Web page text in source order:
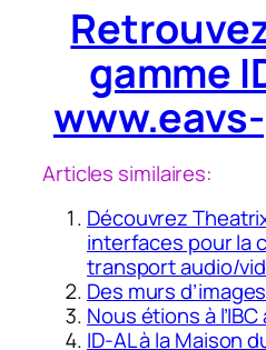
gamme
Articles similaires:
Découvrez
interfaces pour la
transport audio/
Des murs
Nous étions à l’IBC
ID-AL à la Maison